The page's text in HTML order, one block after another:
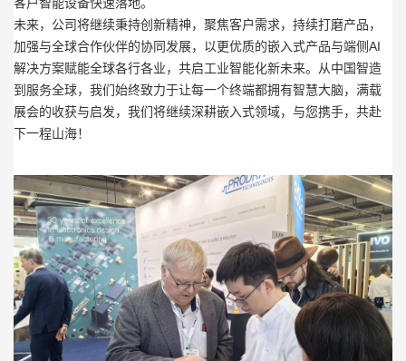
未来，公司将继续秉持创新精神，聚焦客户需求，持续打磨产品，
加强与全球合作伙伴的协同发展，以更优质的嵌入式产品与端侧AI
解决方案赋能全球各行各业，共启工业智能化新未来。从中国智造
到服务全球，我们始终致力于让每一个终端都拥有智慧大脑，满载
展会的收获与启发，我们将继续深耕嵌入式领域，与您携手，共赴
下一程山海！